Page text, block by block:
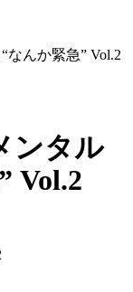
なんか緊急” Vol.2
ンタル
Vol.2